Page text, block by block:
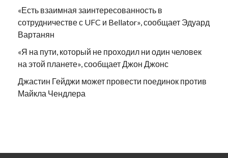
«Есть взаимная заинтересованность в
сотрудничестве с UFC и Bellator», сообщает Эдуард
Вартанян
«Я на пути, который не проходил ни один человек
на этой планете», сообщает Джон Джонс
Джастин Гейджи может провести поединок против
Майкла Чендлера